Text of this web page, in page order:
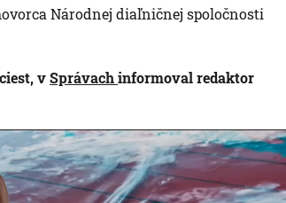
Národnej diaľničnej spoločnosti
vSprávachinformoval redaktor